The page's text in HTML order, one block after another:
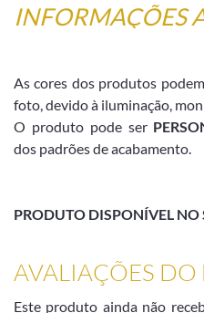
INFORMAÇÕES
As cores dos produtos
foto, devido à iluminação,
O produto pode ser
dos padrões de acabamento.
PRODUTO DISPONÍVEL
AVALIAÇÕES DO
Este produto ainda não